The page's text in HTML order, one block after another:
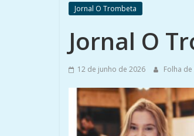
Jornal O Trombeta
Jornal O
12 de junho de 2026 Folha